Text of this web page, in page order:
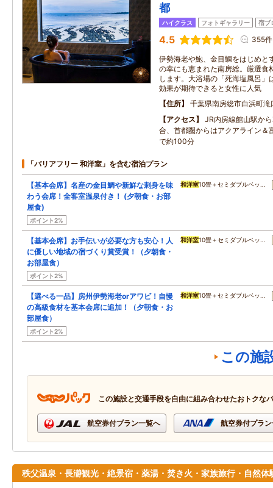
都
ハイクラス フォトギャラリー 宿ブ
4.5 355件
伊勢海老や鮑、金目鯛をはじめと
の幸にも恵まれた南房総。厳選食
します。大浴場の「死海塩風呂」
効果が期待できると女性に人気
住所
千葉県南房総市白浜町
アクセス
JR内房線館山駅か
合、首都圏からはアクアライン＆
で約100分
「バリアフリー 和洋室」を含む宿泊プラン
【基本会席】名産の金目鯛や新鮮な刺身を味
わう会席！全客室温泉付き！ (夕朝食・お部
屋食)
ポイント2%
和洋室10畳＋セミダブルベッ…
【基本会席】お手伝いが必要な方も安心！人
に優しい地域の宿づくり賞受賞！（夕朝食・
お部屋食）
ポイント2%
和洋室10畳＋セミダブルベッ…
【選べる一品】房州伊勢海老orアワビ！自慢
の高級食材を基本会席に追加！（夕朝食・お
部屋食）
ポイント2%
和洋室10畳＋セミダブルベッ…
この施
この施設と交通手段を自由に組み合わせたおトクな
航空券付プラン一覧へ 航空券付プラ
秩父温泉・長瀞観光・絶景宿・薬湯・焚き火・家族旅行・自然体